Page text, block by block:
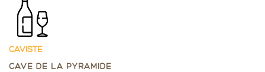
CAVISTE
CAVE DE LA PYRAMIDE